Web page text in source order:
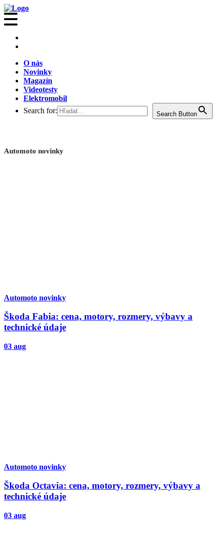
O nás
Novinky
Magazín
Videotesty
Elektromobil
Search for:
Search Button
Automoto novinky
Automoto novinky
Škoda Fabia: cena, motory, rozmery, výbavy a
technické údaje
03 aug
Automoto novinky
Škoda Octavia: cena, motory, rozmery, výbavy a
technické údaje
03 aug